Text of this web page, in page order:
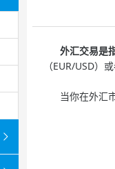
外汇交易是指
（EUR/USD）
当你在外汇市